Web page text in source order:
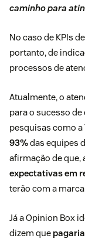
caminho para
No caso de KPIs
portanto, de
processos de
Atualmente, o
para o sucesso
pesquisas como
93%das equipes
afirmação de que,
expectativas em
terão com a
Já a Opinion Box
dizem que